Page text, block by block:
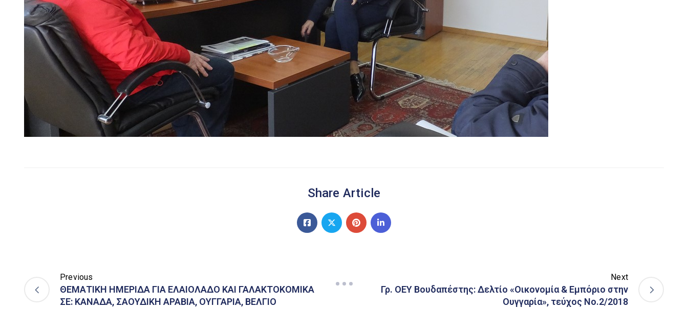
Share Article
Previous
ΘΕΜΑΤΙΚΗ ΗΜΕΡΙΔΑ ΓΙΑ ΕΛΑΙΟΛΑΔΟ ΚΑΙ ΓΑΛΑΚΤΟΚΟΜΙΚΑ
ΣΕ: ΚΑΝΑΔΑ, ΣΑΟΥΔΙΚΗ ΑΡΑΒΙΑ, ΟΥΓΓΑΡΙΑ, ΒΕΛΓΙΟ
Next
Γρ. ΟΕΥ Βουδαπέστης: Δελτίο «Οικονομία & Εμπόριο στην
Ουγγαρία», τεύχος Νο.2/2018